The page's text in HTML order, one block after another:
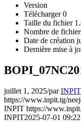
Version
Télécharger0
Taille du fichier
Nombre de
Date de création
Dernière mise à
juillet 1, 2025/parINPIT
https://www.inpit.tg/
INPIT https://
INPIT2025-07-01